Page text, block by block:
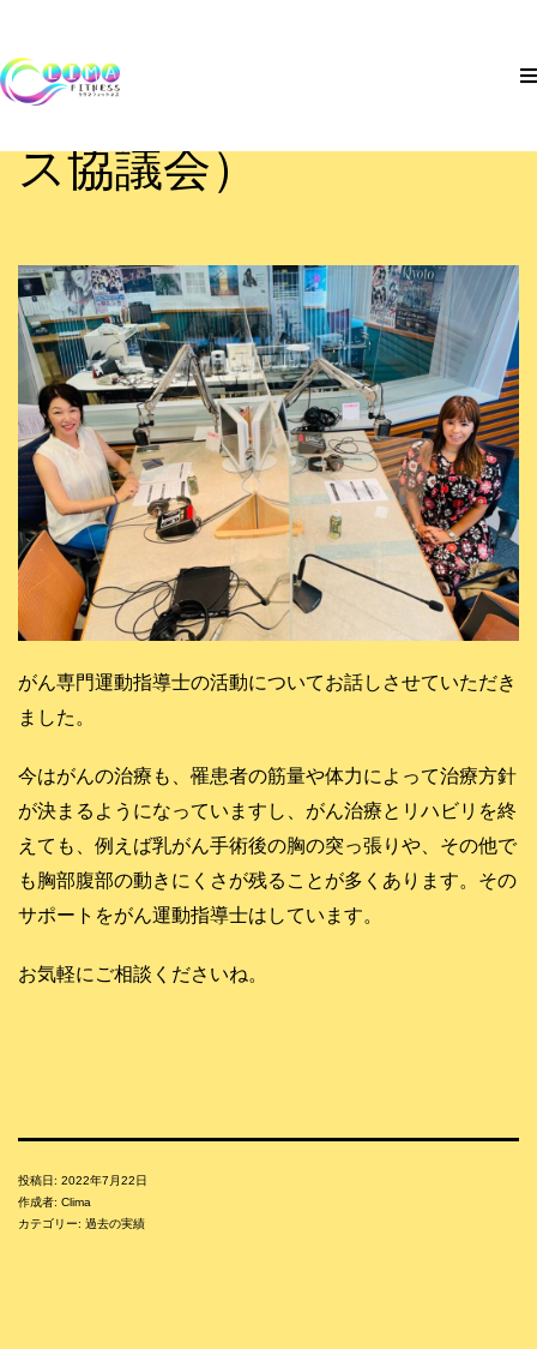
テ
ツ
レディオベリー出演
（とちぎニュービジネ
ス協議会）
がん専門運動指導士の活動についてお話しさせていただき
ました。
今はがんの治療も、罹患者の筋量や体力によって治療方針
が決まるようになっていますし、がん治療とリハビリを終
えても、例えば乳がん手術後の胸の突っ張りや、その他で
も胸部腹部の動きにくさが残ることが多くあります。その
サポートをがん運動指導士はしています。
お気軽にご相談くださいね。
投稿日: 2022年7月22日
作成者: Clima
カテゴリー: 過去の実績
フィットネス
カウンセリング
外部講師
ご予約・お問い合わせ
アクセス
お知らせ